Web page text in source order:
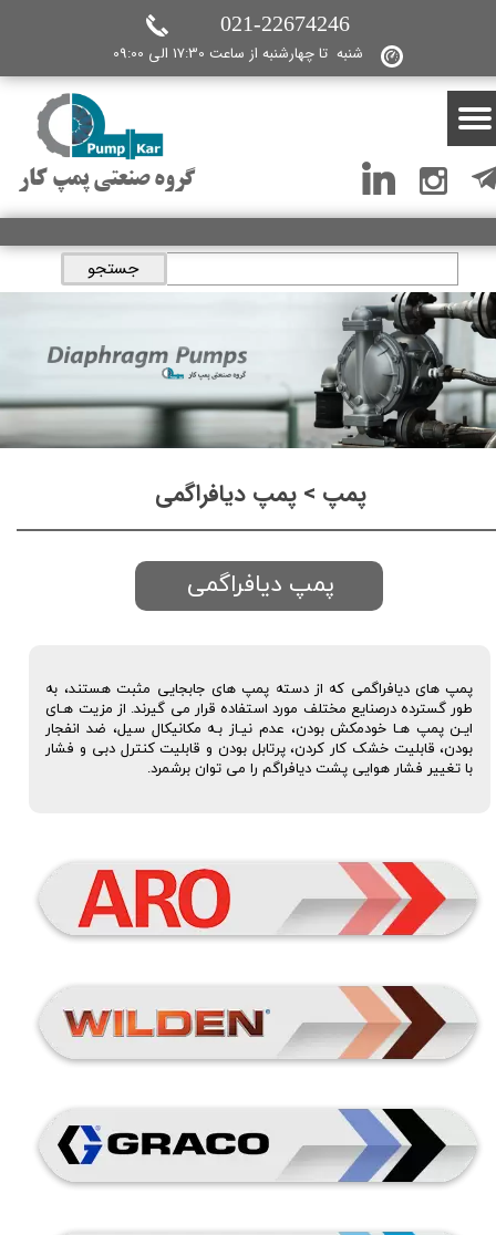
گروه صنعتی پمپ کار
شنبه تا چهارشنبه از ساعت 17:30 الی 09:00
021-22674246
جستجو
پمپ > پمپ دیافراگمی
پمپ های دیافراگمی که از دسته پمپ های جابجایی مثبت هستند، به
طور گسترده درصنایع مختلف مورد استفاده قرار می گیرند. از مزیت هـای
ایـن پمپ هـا خودمکش بودن، عدم نیـاز بـه مکانیکال سیل، ضد انفجار
بودن، قابلیت خشک کار کردن، پرتابل بودن و قابلیت کنترل دبی و فشار
با تغییر فشار هوایی پشت دیافراگم را می توان برشمرد.
پمپ دیافراگمی